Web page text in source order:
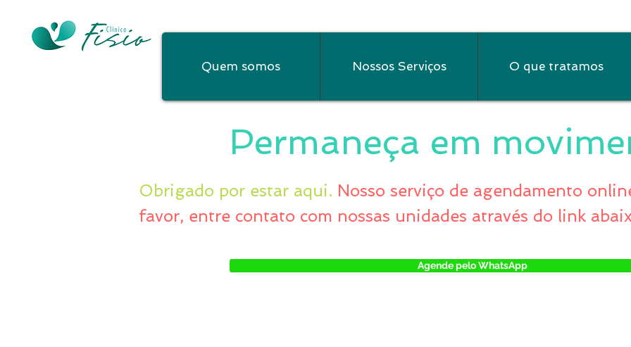
Quem somos Nossos Serviços O que tratamos
Permaneça em
Obrigado por estar aqui. Nosso serviço de agendamento
favor, entre contato com nossas unidades através do link
Agende pelo WhatsApp